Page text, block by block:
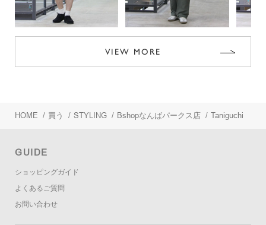
VIEW MORE
HOME / 買う / STYLING / Bshopなんばパークス店 / Taniguchi
GUIDE
ショッピングガイド
よくあるご質問
お問い合わせ